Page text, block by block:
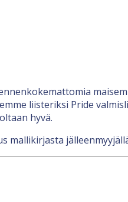
liisteriksi Pride
hyvä.
mallikirjasta